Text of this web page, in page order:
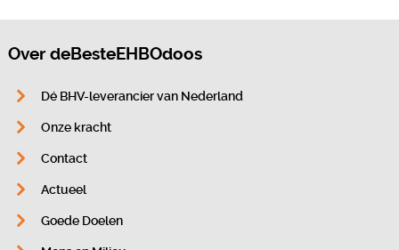
Over deBesteEHBOdoos
Dé BHV-leverancier van Nederland
Onze kracht
Contact
Actueel
Goede Doelen